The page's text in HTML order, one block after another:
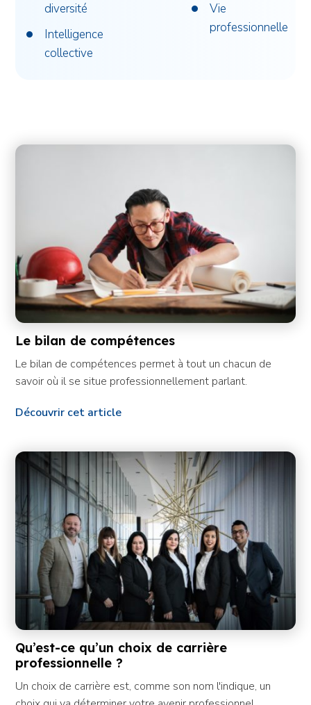
diversité
Intelligence
collective
Vie
professionnelle
Le bilan de compétences
Le bilan de compétences permet à tout un chacun de
savoir où il se situe professionnellement parlant.
Découvrir cet article
Qu’est-ce qu’un choix de carrière
professionnelle ?
Un choix de carrière est, comme son nom l'indique, un